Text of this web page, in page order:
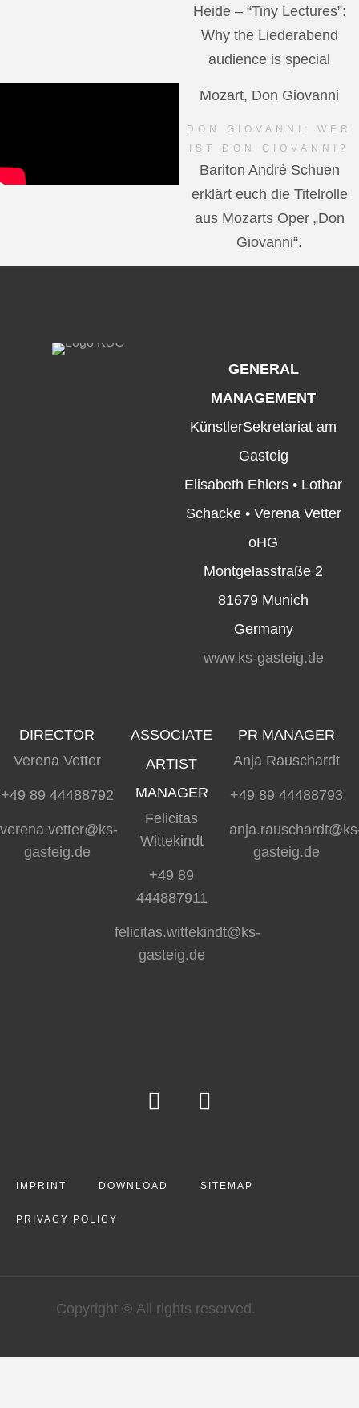
Heide – “Tiny Lectures”:
Why the Liederabend
audience is special
Mozart, Don Giovanni
DON GIOVANNI: WER
IST DON GIOVANNI?
Bariton Andrè Schuen
erklärt euch die Titelrolle
aus Mozarts Oper „Don
Giovanni“.
GENERAL
MANAGEMENT
KünstlerSekretariat am
Gasteig
Elisabeth Ehlers • Lothar
Schacke • Verena Vetter
oHG
Montgelasstraße 2
81679 Munich
Germany
www.ks-gasteig.de
DIRECTOR
Verena Vetter
+49 89 44488792
verena.vetter@ks-
gasteig.de
ASSOCIATE
ARTIST
MANAGER
Felicitas
Wittekindt
+49 89
444887911
felicitas.wittekindt@ks-
gasteig.de
PR MANAGER
Anja Rauschardt
+49 89 44488793
gasteig.de
IMPRINT DOWNLOAD SITEMAP
PRIVACY POLICY
Copyright © All rights reserved.